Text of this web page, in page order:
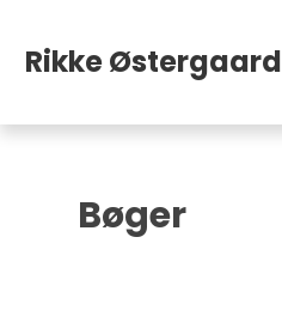
RikkeØstergaard
Bøger